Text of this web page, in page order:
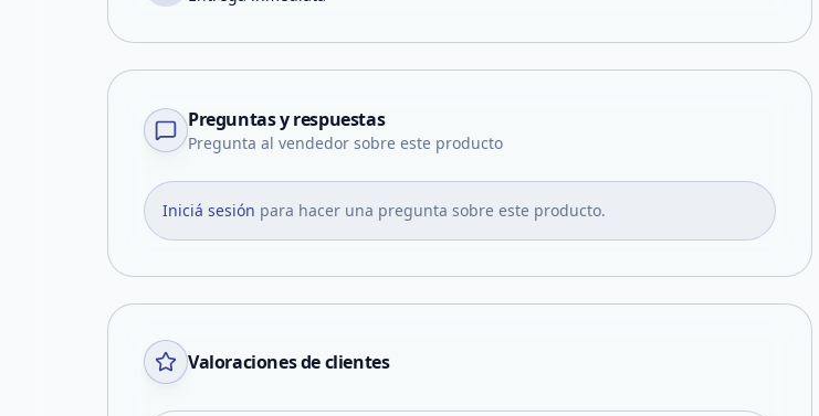
Preguntas y respuestas
Pregunta al vendedor sobre este producto
Iniciá sesión para hacer una pregunta sobre este producto.
Valoraciones de clientes